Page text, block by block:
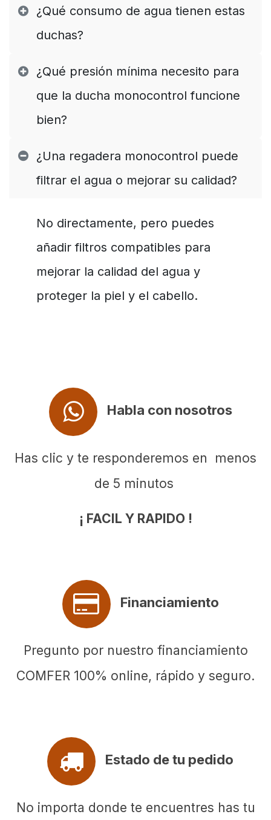
¿Qué consumo de agua tienen estas
duchas?
¿Qué presión mínima necesito para
que la ducha monocontrol funcione
bien?
¿Una regadera monocontrol puede
filtrar el agua o mejorar su calidad?
No directamente, pero puedes
añadir filtros compatibles para
mejorar la calidad del agua y
proteger la piel y el cabello.
Habla con nosotros
Has clic y te responderemos en menos
de 5 minutos
¡ FACIL Y RAPIDO !
Financiamiento
Pregunto por nuestro financiamiento
COMFER 100% online, rápido y seguro.
Estado de tu pedido
No importa donde te encuentres has tu